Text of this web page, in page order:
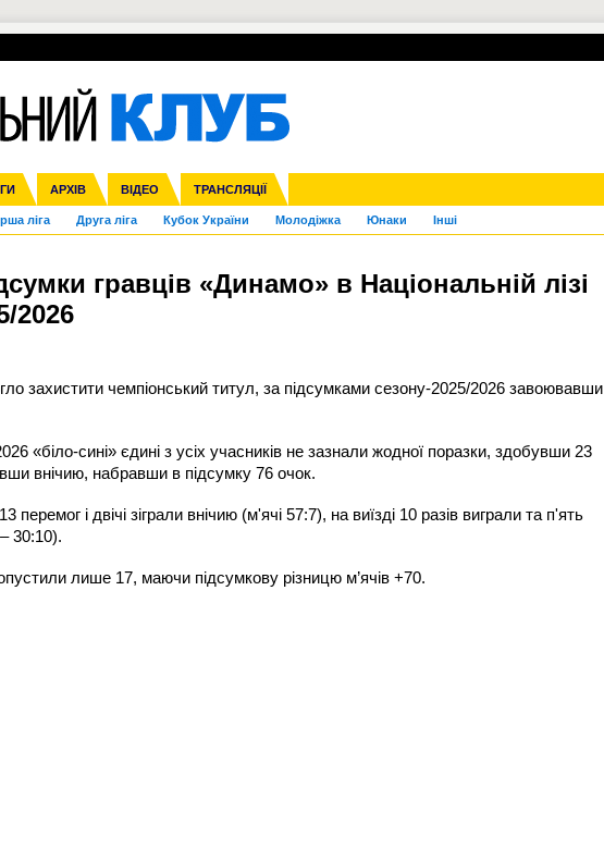
АРХІВ ВІДЕО ТРАНСЛЯЦІЇ
ліга Друга ліга Кубок України Молодіжка Юнаки Інші
Міжнародні Ліга націй Ліга конференцій
Німеччина Франція Інші
Кубок конфедерацій ЧЄ-2015 (U-21)
ВІЙНА УПЛ-ПЕРЕХОДИ
гравців «Динамо» в Національній лізі
2026
захистити чемпіонський титул, за підсумками сезону-2025/2026 завоювавши
«біло-сині» єдині з усіх учасників не зазнали жодної поразки, здобувши 23
внічию, набравши в підсумку 76 очок.
і двічі зіграли внічию (м'ячі 57:7), на виїзді 10 разів виграли та п'ять
– 30:10).
лише 17, маючи підсумкову різницю м’ячів +70.